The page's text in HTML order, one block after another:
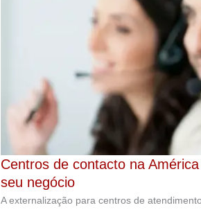
Centros de contacto na
seu negócio
A externalização para centros de